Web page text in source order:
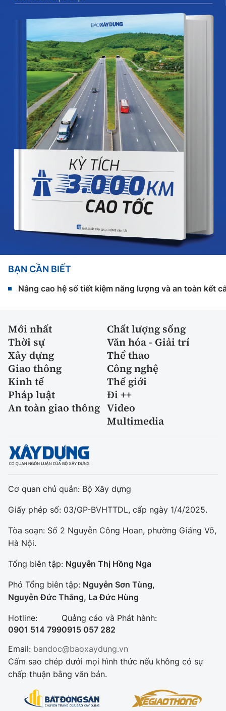
BẠN CẦN BIẾT
Nâng cao hệ số tiết kiệm năng lượng và an toàn kết
Mới nhất
Chất lượng sống
Thời sự
Văn hóa - Giải trí
Xây dựng
Thể thao
Giao thông
Công nghệ
Kinh tế
Thế giới
Pháp luật
Đi ++
An toàn giao thông Video
Multimedia
Cơ quan chủ quản: Bộ Xây dựng
Giấy phép số: 03/GP-BVHTTDL, cấp ngày 1/4/2025.
Tòa soạn: Số 2 Nguyễn Công Hoan, phường Giảng Võ,
Hà Nội.
Tổng biên tập: Nguyễn Thị Hồng Nga
Phó Tổng biên tập: Nguyễn Sơn Tùng,
Nguyễn Đức Thắng, La Đức Hùng
Hotline:
0901 514 799
Quảng cáo và Phát hành:
0915 057 282
Email: bandoc@baoxaydung.vn
Cấm sao chép dưới mọi hình thức nếu không có sự
chấp thuận bằng văn bản.